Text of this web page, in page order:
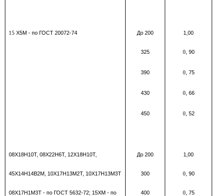
15 Х5М - по ГОСТ 20072-74 До 200 1,00
325 0, 90
390 0, 75
430 0, 66
450 0, 52
08Х18Н10Т, 08Х22Н6Т, 12Х18Н10Т, До 200 1,00
45Х14Н14В2М, 10Х17Н13М2Т, 10Х17Н13М3Т 300 0, 90
08Х17Н1М3Т - по ГОСТ 5632-72; 15ХМ - по 400 0, 75